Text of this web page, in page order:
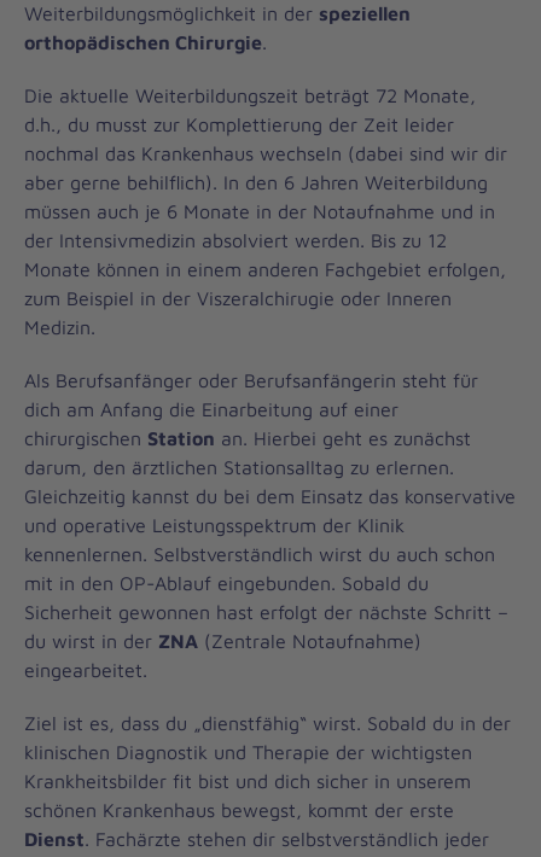
Weiterbildungsmöglichkeit in der speziellen
orthopädischen Chirurgie.
Die aktuelle Weiterbildungszeit beträgt 72 Monate,
d.h., du musst zur Komplettierung der Zeit leider
nochmal das Krankenhaus wechseln (dabei sind wir dir
aber gerne behilflich). In den 6 Jahren Weiterbildung
müssen auch je 6 Monate in der Notaufnahme und in
der Intensivmedizin absolviert werden. Bis zu 12
Monate können in einem anderen Fachgebiet erfolgen,
zum Beispiel in der Viszeralchirugie oder Inneren
Medizin.
Als Berufsanfänger oder Berufsanfängerin steht für
dich am Anfang die Einarbeitung auf einer
chirurgischen Station an. Hierbei geht es zunächst
darum, den ärztlichen Stationsalltag zu erlernen.
Gleichzeitig kannst du bei dem Einsatz das konservative
und operative Leistungsspektrum der Klinik
kennenlernen. Selbstverständlich wirst du auch schon
mit in den OP-Ablauf eingebunden. Sobald du
Sicherheit gewonnen hast erfolgt der nächste Schritt –
du wirst in der ZNA (Zentrale Notaufnahme)
eingearbeitet.
Ziel ist es, dass du „dienstfähig“ wirst. Sobald du in der
klinischen Diagnostik und Therapie der wichtigsten
Krankheitsbilder fit bist und dich sicher in unserem
schönen Krankenhaus bewegst, kommt der erste
Dienst. Fachärzte stehen dir selbstverständlich jeder